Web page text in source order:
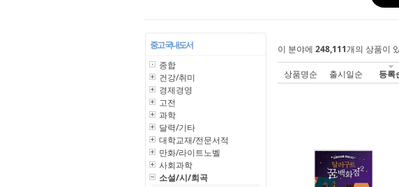
중고 국내도서
종합
건강/취미
경제경영
고전
과학
달력/기타
대학교재/전문서적
만화/라이트노벨
사회과학
소설/시/희곡
이 분야에 248,111개의 상품이
상품명순 출시일순 등록